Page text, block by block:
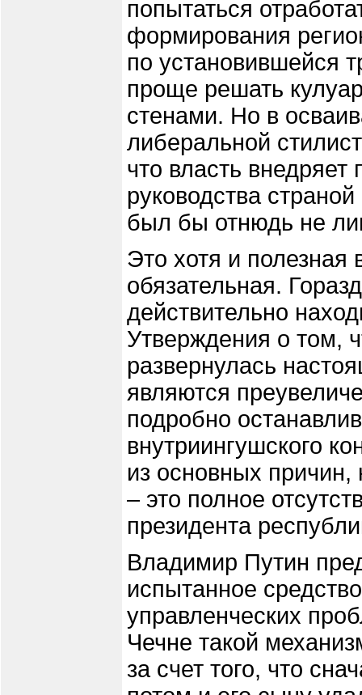
попытаться
формирования
по установившейся
проще решать
стенами. Но в
либеральной
что власть
руководства
был бы отнюдь не
Это хотя и
обязательная.
действительно
Утверждения о том,
развернулась
являются
подробно
внутриингушского
из основных причин,
– это полное
президента
Владимир Путин
испытанное
управленческих
Чечне такой
за счет того, что